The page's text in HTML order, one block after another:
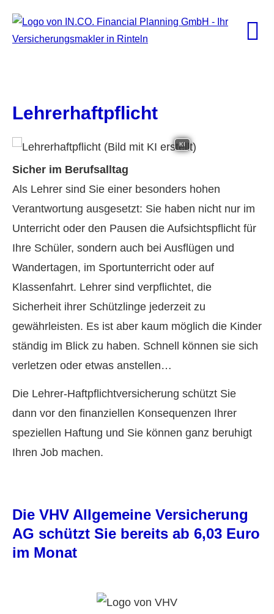
Lehrerhaftpflicht
KI
Sicher im Berufsalltag
Als Lehrer sind Sie einer besonders hohen
Verantwortung ausgesetzt: Sie haben nicht nur im
Unterricht oder den Pausen die Aufsichtspflicht für
Ihre Schüler, sondern auch bei Ausflügen und
Wandertagen, im Sportunterricht oder auf
Klassenfahrt. Lehrer sind verpflichtet, die
Sicherheit ihrer Schützlinge jederzeit zu
gewährleisten. Es ist aber kaum möglich die Kinder
ständig im Blick zu haben. Schnell können sie sich
verletzen oder etwas anstellen…
Die Lehrer-Haft­pflichtversicherung schützt Sie
dann vor den finanziellen Konsequenzen Ihrer
speziellen Haftung und Sie können ganz beruhigt
Ihren Job machen.
Die VHV Allgemeine Versicherung
AG schützt Sie bereits ab 6,03 Euro
im Monat